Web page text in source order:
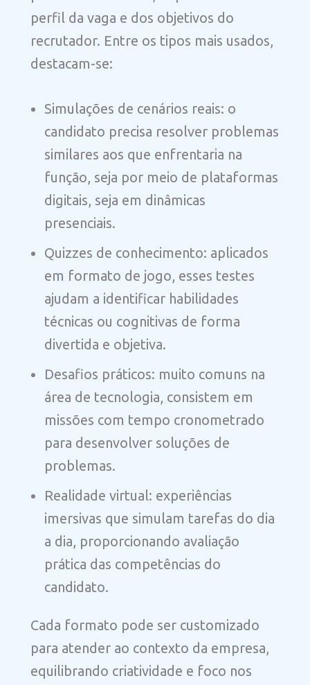
perfil da vaga e dos objetivos do
recrutador. Entre os tipos mais usados,
destacam-se:
Simulações de cenários reais: o
candidato precisa resolver problemas
similares aos que enfrentaria na
função, seja por meio de plataformas
digitais, seja em dinâmicas
presenciais.
Quizzes de conhecimento: aplicados
em formato de jogo, esses testes
ajudam a identificar habilidades
técnicas ou cognitivas de forma
divertida e objetiva.
Desafios práticos: muito comuns na
área de tecnologia, consistem em
missões com tempo cronometrado
para desenvolver soluções de
problemas.
Realidade virtual: experiências
imersivas que simulam tarefas do dia
a dia, proporcionando avaliação
prática das competências do
candidato.
Cada formato pode ser customizado
para atender ao contexto da empresa,
equilibrando criatividade e foco nos